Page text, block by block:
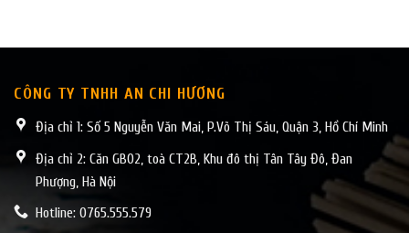
CÔNG TY TNHH AN CHI HƯƠNG
Địa chỉ 1: Số 5 Nguyễn Văn Mai, P.Võ Thị Sáu, Quận 3, Hồ Chí Minh
Địa chỉ 2: Căn GB02, toà CT2B, Khu đô thị Tân Tây Đô, Đan
Phượng, Hà Nội
Hotline: 0765.555.579